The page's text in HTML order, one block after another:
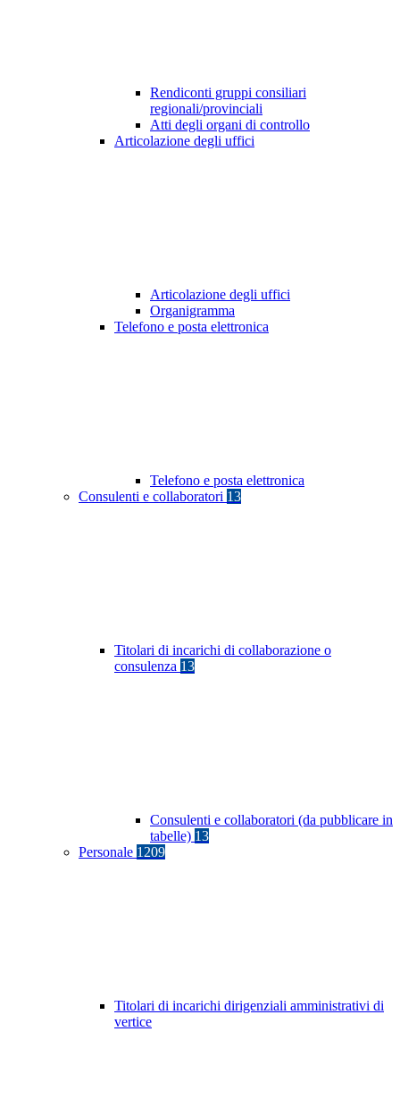
Rendiconti gruppi consiliari
regionali/provinciali
Atti degli organi di controllo
Articolazione degli uffici
Articolazione degli uffici
Organigramma
Telefono e posta elettronica
Telefono e posta elettronica
Consulenti e collaboratori 13
Titolari di incarichi di collaborazione o
consulenza 13
Consulenti e collaboratori (da pubblicare in
tabelle) 13
Personale 1209
Titolari di incarichi dirigenziali amministrativi di
vertice